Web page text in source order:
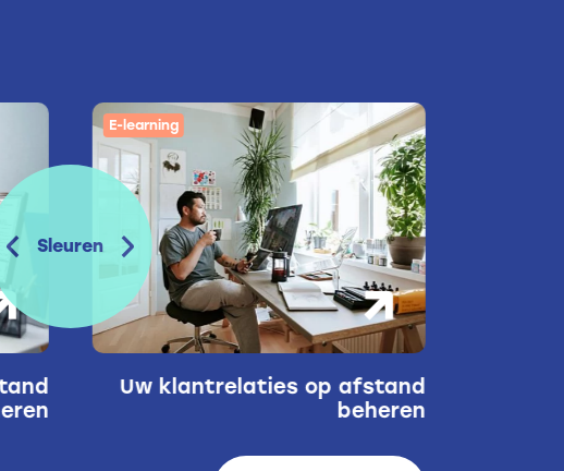
E-learning
Uw klantrelaties op afstand
beheren
Sleuren